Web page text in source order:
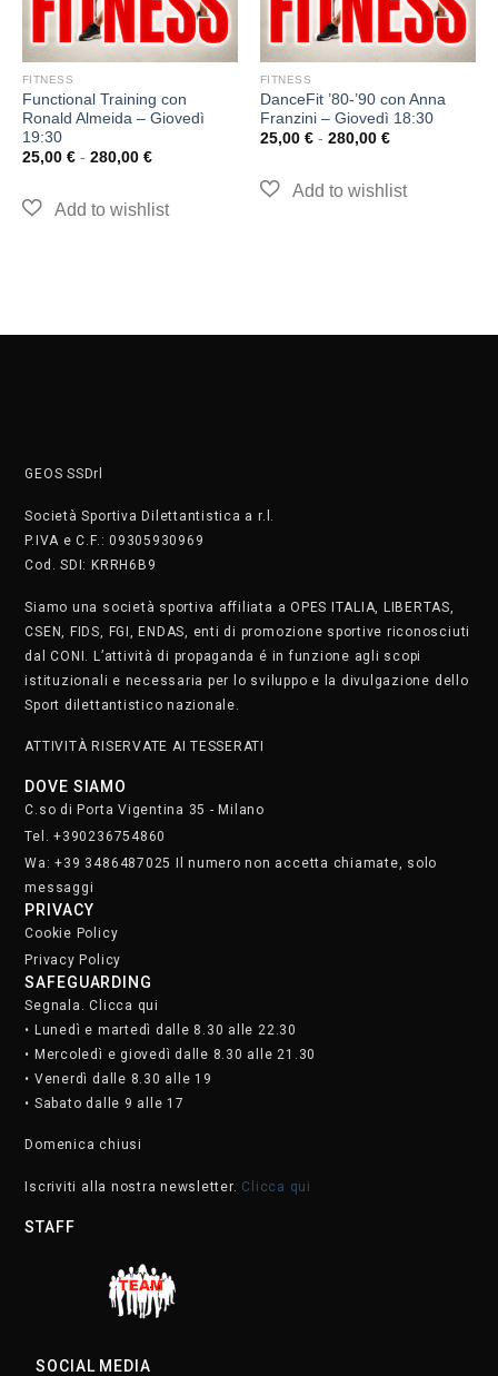
FITNESS
Functional Training con
Ronald Almeida – Giovedì
19:30
25,00 € - 280,00 €
FITNESS
DanceFit ’80-’90 con Anna
Franzini – Giovedì 18:30
25,00 € - 280,00 €
GEOS SSDrl
Società Sportiva Dilettantistica a r.l.
P.IVA e C.F.: 09305930969
Cod. SDI: KRRH6B9
Siamo una società sportiva affiliata a OPES ITALIA, LIBERTAS,
CSEN, FIDS, FGI, ENDAS, enti di promozione sportive riconosciuti
dal CONI. L’attività di propaganda é in funzione agli scopi
istituzionali e necessaria per lo sviluppo e la divulgazione dello
Sport dilettantistico nazionale.
ATTIVITÀ RISERVATE AI TESSERATI
DOVE SIAMO
C.so di Porta Vigentina 35 - Milano
Tel. +390236754860
Wa: +39 3486487025 Il numero non accetta chiamate, solo
messaggi
PRIVACY
Cookie Policy
Privacy Policy
SAFEGUARDING
Segnala. Clicca qui
• Lunedì e martedì dalle 8.30 alle 22.30
• Mercoledì e giovedì dalle 8.30 alle 21.30
• Venerdì dalle 8.30 alle 19
• Sabato dalle 9 alle 17
Domenica chiusi
Iscriviti alla nostra newsletter. Clicca qui
STAFF
SOCIAL MEDIA